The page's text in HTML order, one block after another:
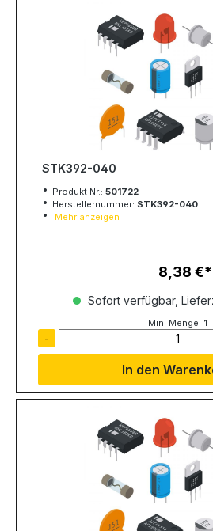
STK392-040
Produkt Nr.: 501722
Herstellernummer: STK392-040
Mehr anzeigen
Regulärer
8,38 €
Sofort verfügbar,
Min. Menge: 1
-
In den